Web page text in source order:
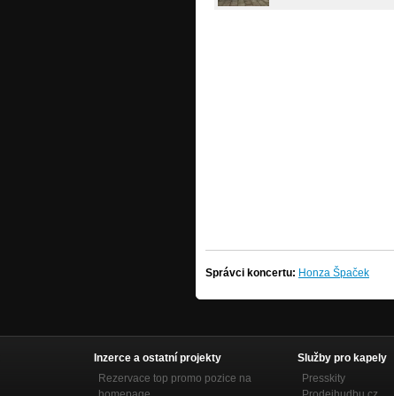
Správci koncertu: Honza Špaček
Inzerce a ostatní projekty
Rezervace top promo pozice na
Služby pro kapely
Presskity